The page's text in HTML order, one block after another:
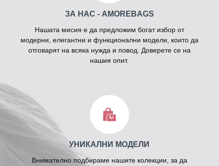
ЗА НАС - AMOREBAGS
Нашата мисия е да предложим богат избор от
модерни, елегантни и функционални модели, които да
отговарят на всяка нужда и повод. Доверете се на
нашия опит.
УНИКАЛНИ МОДЕЛИ
Внимателно подбираме нашите колекции, за да